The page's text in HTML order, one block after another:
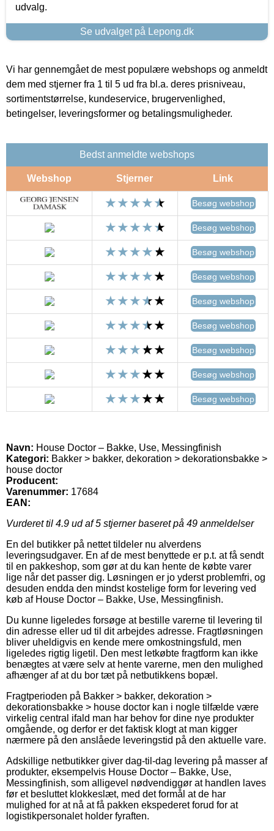
udvalg.
Se udvalget på Lepong.dk
Vi har gennemgået de mest populære webshops og anmeldt
dem med stjerner fra 1 til 5 ud fra bl.a. deres prisniveau,
sortimentstørrelse, kundeservice, brugervenlighed,
betingelser, leveringsformer og betalingsmuligheder.
Bedst anmeldte webshops
Webshop Stjerner Link
Besøg webshop
Besøg webshop
Besøg webshop
Besøg webshop
Besøg webshop
Besøg webshop
Besøg webshop
Besøg webshop
Besøg webshop
Navn: House Doctor – Bakke, Use, Messingfinish
Kategori: Bakker > bakker, dekoration > dekorationsbakke >
house doctor
Producent:
Varenummer: 17684
EAN:
Vurderet til 4.9 ud af 5 stjerner baseret på 49 anmeldelser
En del butikker på nettet tildeler nu alverdens
leveringsudgaver. En af de mest benyttede er p.t. at få sendt
til en pakkeshop, som gør at du kan hente de købte varer
lige når det passer dig. Løsningen er jo yderst problemfri, og
desuden endda den mindst kostelige form for levering ved
køb af House Doctor – Bakke, Use, Messingfinish.
Du kunne ligeledes forsøge at bestille varerne til levering til
din adresse eller ud til dit arbejdes adresse. Fragtløsningen
bliver uheldigvis en kende mere omkostningsfuld, men
ligeledes rigtig ligetil. Den mest letkøbte fragtform kan ikke
benægtes at være selv at hente varerne, men den mulighed
afhænger af at du bor tæt på netbutikkens bopæl.
Fragtperioden på Bakker > bakker, dekoration >
dekorationsbakke > house doctor kan i nogle tilfælde være
virkelig central ifald man har behov for dine nye produkter
omgående, og derfor er det faktisk klogt at man kigger
nærmere på den anslåede leveringstid på den aktuelle vare.
Adskillige netbutikker giver dag-til-dag levering på masser af
produkter, eksempelvis House Doctor – Bakke, Use,
Messingfinish, som alligevel nødvendiggør at handlen laves
før et besluttet klokkeslæt, med det formål at de har
mulighed for at nå at få pakken ekspederet forud for at
logistikpersonalet holder fyraften.